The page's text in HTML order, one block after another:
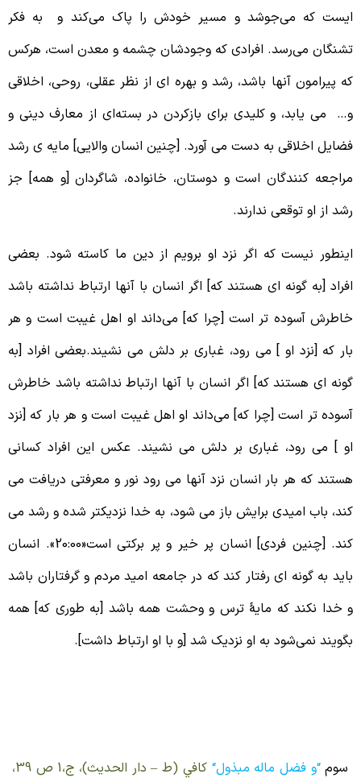
که می‌جوشد و مسیر خودش را پاک می‌کند و به فکر
می‌رسد. افرادی که وجودشان چشمه و معدن است، هرکس
پیرامون آنها باشد، رشد و بهره ای از نظر عقلی، روحی، اخلاقی
می یابد، و کلیدی برای باز‌کردن در بسته‌ای از معارف دینی و
اخلاقی به دست می آورد. [چنین انسان والایی] مایه ی رشد
کنندگان است و دوستان، خانواده، شاگردان [و همه] جز
از او توقعی ندارند.
نیست که اگر نزد او برویم از دین ما کاسته شود.بعضی
[به گونه ای هستند که] اگر انسان با آنها ارتباط نداشته باشد
آسوده تر است [چرا که] می‌داند او اهل غیبت است و هر
که [نزد او ] می رود‌، غباری بر دلش می نشیند.بعضی افراد [به
ای هستند که] اگر انسان با آنها ارتباط نداشته باشد خاطرش
تر است [چرا که] می‌داند او اهل غیبت است و هر بار که [نزد
] می رود‌، غباری بر دلش می نشیند. عکس این‌ افراد کسانی
که هر بار انسان نزد آنها می رود نور و معرفتی دریافت می
باب امیدی برایش باز می شود، به خدا نزدیکتر شده و رشد می
کند. [چنین فردی] انسان پر خیر و پر برکتی است«20:00». انسان
به گونه ای رفتار کند که در جامعه امید مردم و گرفتاران باشد
خدا نکند که مایۀ ترس و وحشت همه باشد [به طوری که] همه
نمی‌شود به او نزدیک شد [و با او ارتباط داشت].
“و فضل ماله مبذول“ كافي (ط – دار الحديث)، ج‏،1 ص 39،